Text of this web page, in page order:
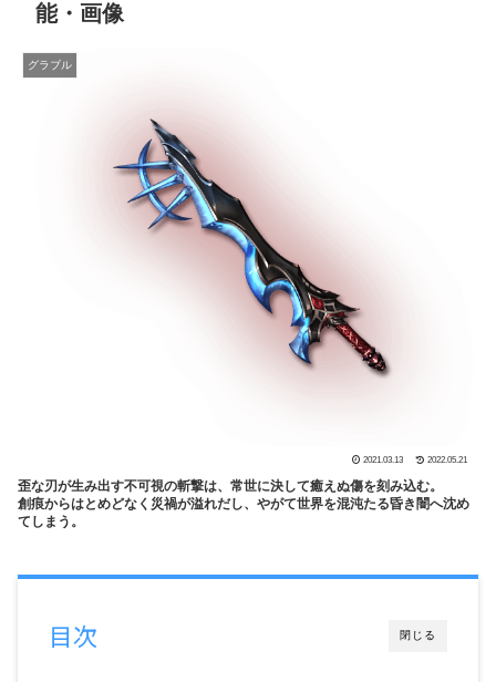
能・画像
グラブル
2021.03.13 2022.05.21
歪な刃が生み出す不可視の斬撃は、常世に決して癒えぬ傷を刻み込む。
創痕からはとめどなく災禍が溢れだし、やがて世界を混沌たる昏き闇へ沈め
てしまう。
閉じる
目次